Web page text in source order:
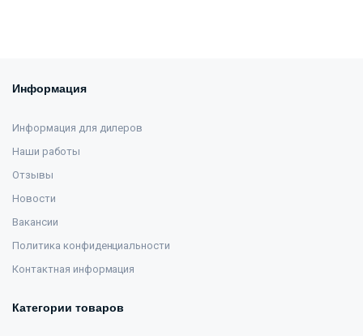
Информация
Информация для дилеров
Наши работы
Отзывы
Новости
Вакансии
Политика конфиденциальности
Контактная информация
Категории товаров